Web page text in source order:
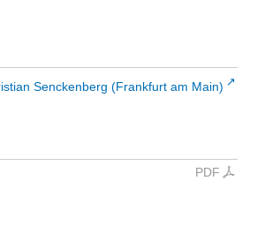
Senckenberg (Frankfurt am Main)
PDF